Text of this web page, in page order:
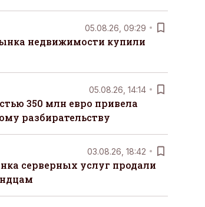
05.08.26, 09:29
недвижимости купили
05.08.26, 14:14
350 млн евро привела
разбирательству
03.08.26, 18:42
серверных услуг продали